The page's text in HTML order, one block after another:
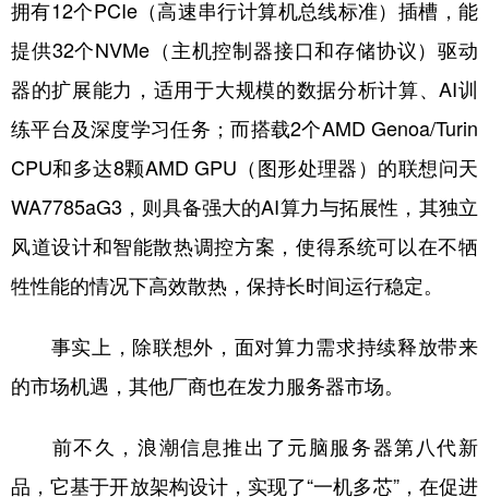
拥有12个PCIe（高速串行计算机总线标准）插槽，能
提供32个NVMe（主机控制器接口和存储协议）驱动
器的扩展能力，适用于大规模的数据分析计算、AI训
练平台及深度学习任务；而搭载2个AMD Genoa/Turin
CPU和多达8颗AMD GPU（图形处理器）的联想问天
WA7785aG3，则具备强大的AI算力与拓展性，其独立
风道设计和智能散热调控方案，使得系统可以在不牺
牲性能的情况下高效散热，保持长时间运行稳定。
事实上，除联想外，面对算力需求持续释放带来
的市场机遇，其他厂商也在发力服务器市场。
前不久，浪潮信息推出了元脑服务器第八代新
品，它基于开放架构设计，实现了“一机多芯”，在促进